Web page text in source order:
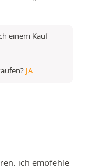
einem Kauf
JA
ich empfehle